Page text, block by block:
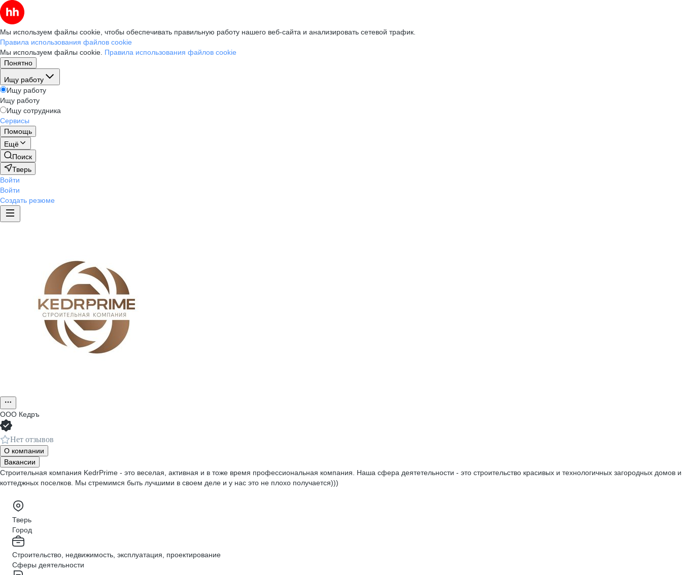
Мы используем файлы cookie, чтобы обеспечивать правильную работу нашего веб-сайта и анализировать сетевой трафик.
Правила использования файлов cookie
Мы используем файлы cookie. Правила использования файлов cookie
Понятно
Ищу работу
Ищу работу
Ищу работу
Ищу сотрудника
Сервисы
Помощь
Ещё
Поиск
Тверь
Войти
Войти
Создать резюме
ООО Кедръ
Нет отзывов
О компании
Вакансии
Строительная компания KedrPrime - это веселая, активная и в тоже время профессиональная компания. Наша сфера деятетельности - это строительство красивых и технологичных загородных домов и
коттеджных поселков. Мы стремимся быть лучшими в своем деле и у нас это не плохо получается)))
Тверь
Город
Строительство, недвижимость, эксплуатация, проектирование
Сферы деятельности